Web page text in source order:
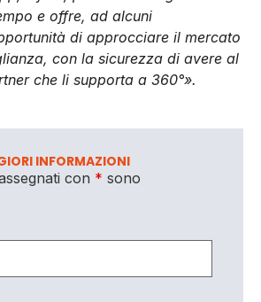
e offre, ad alcuni
di approcciare il mercato
con la sicurezza di avere al
che li supporta a 360°».
INFORMAZIONI
con * sono